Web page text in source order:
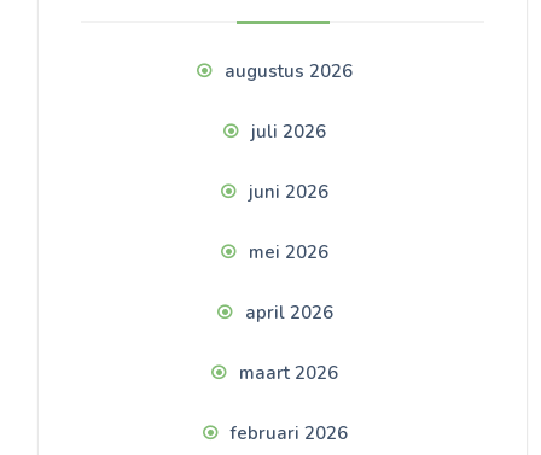
augustus 2026
juli 2026
juni 2026
mei 2026
april 2026
maart 2026
februari 2026